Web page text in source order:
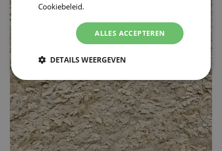
Cookiebeleid.
ALLES ACCEPTEREN
DETAILS WEERGEVEN